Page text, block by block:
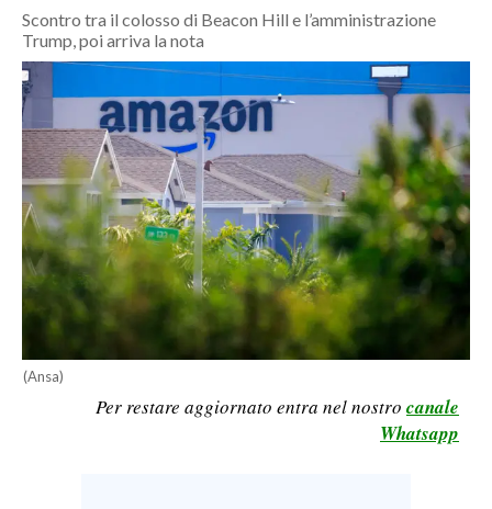
MONDO
POLITICA
ECONOMIA
SERVIZI ALLE IMPRESE
LAVORO
BANDI
SPORT IN SARDEGNA
RISULTATI E CLASSIFICHE
Scontro tra il colosso di Beacon Hill e l’amministrazione
Trump, poi arriva la nota
(Ansa)
Per restare aggiornato entra nel nostro canale
Whatsapp